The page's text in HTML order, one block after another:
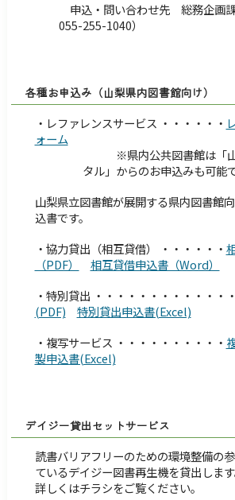
申込・問い合わせ先 総務企画
055-255-1040）
各種お申込み（山梨県内図書館向け）
・レファレンスサービス ・・・・・・
ォーム
※県内公共図書館は「山
タル」からのお申込みも可能で
山梨県立図書館が展開する県内図書館
込書です。
・協力貸出（相互貸借） ・・・・・・
（PDF）
相互貸借申込書（Word）
・特別貸出 ・・・・・・・・・・・・
(PDF)
特別貸出申込書(Excel)
・複写サービス ・・・・・・・・・・
製申込書(Excel)
デイジー貸出セットサービス
読書バリアフリーのための環境整備の
ているデイジー図書再生機を貸出します
詳しくはチラシをご覧ください。